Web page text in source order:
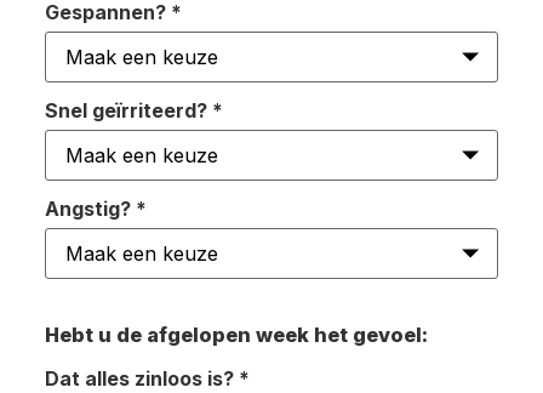
Gespannen? *
Snel geïrriteerd? *
Angstig? *
Hebt u de afgelopen week het gevoel:
Dat alles zinloos is? *